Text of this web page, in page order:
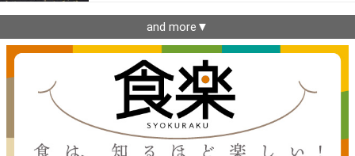
and more▼